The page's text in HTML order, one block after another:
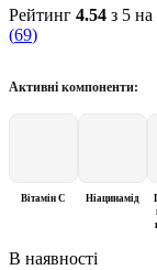
Рейтинг 4.54 з 5
(69)
Активні компоненти:
Вітамін С Ніацинамід
В наявності